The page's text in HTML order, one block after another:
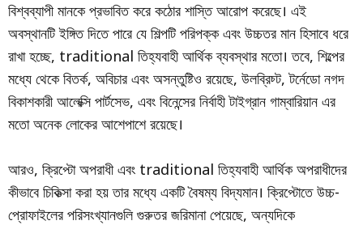
বিশ্বব্যাপী মানকে প্রভাবিত করে কঠোর শাস্তি আরোপ করেছে। এই
অবস্থানটি ইঙ্গিত দিতে পারে যে শিল্পটি পরিপক্ক এবং উচ্চতর মান হিসাবে ধরে
রাখা হচ্ছে, traditional তিহ্যবাহী আর্থিক ব্যবস্থার মতো। তবে, শিল্পের
মধ্যে থেকে বিতর্ক, অবিচার এবং অসন্তুষ্টিও রয়েছে, উলব্রিচ্ট, টর্নেডো নগদ
বিকাশকারী আলেক্সি পার্টসেভ, এবং বিনেন্সের নির্বাহী টাইগ্রান গাম্বারিয়ান এর
মতো অনেক লোকের আশেপাশে রয়েছে।
আরও, ক্রিপ্টো অপরাধী এবং traditional তিহ্যবাহী আর্থিক অপরাধীদের
কীভাবে চিকিত্সা করা হয় তার মধ্যে একটি বৈষম্য বিদ্যমান। ক্রিপ্টোতে উচ্চ-
প্রোফাইলের পরিসংখ্যানগুলি গুরুতর জরিমানা পেয়েছে, অন্যদিকে